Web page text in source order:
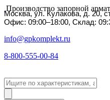
Производство запорной
Москва, ул. Кулакова, д. 20,
Офис: 09:00–18:00, Склад:
info@gpkomplekt.ru
8-800-555-00-84